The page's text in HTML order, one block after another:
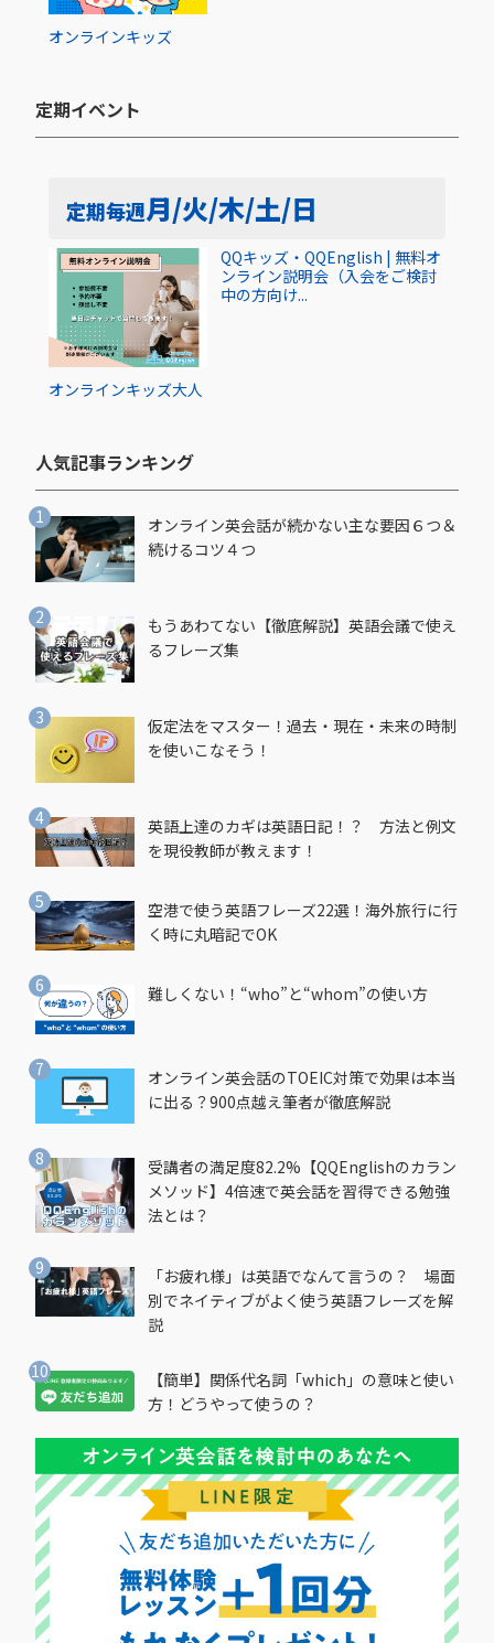
オンラインキッズ
定期イベント​
定期毎週月/火/木/土/日
オンラインキッズ大人
QQキッズ・QQEnglish | 無料オ
ンライン説明会（入会をご検討
中の方向け...
人気記事ランキング​
オンライン英会話が続かない主な要因６つ＆
続けるコツ４つ
もうあわてない【徹底解説】英語会議で使え
るフレーズ集
仮定法をマスター！過去・現在・未来の時制
を使いこなそう！
英語上達のカギは英語日記！？ 方法と例文
を現役教師が教えます！
空港で使う英語フレーズ22選！海外旅行に行
く時に丸暗記でOK
難しくない！“who”と“whom”の使い方
オンライン英会話のTOEIC対策で効果は本当
に出る？900点越え筆者が徹底解説
受講者の満足度82.2%【QQEnglishのカラン
メソッド】4倍速で英会話を習得できる勉強
法とは？
「お疲れ様」は英語でなんて言うの？ 場面
別でネイティブがよく使う英語フレーズを解
説
【簡単】関係代名詞「which」の意味と使い
方！どうやって使うの？